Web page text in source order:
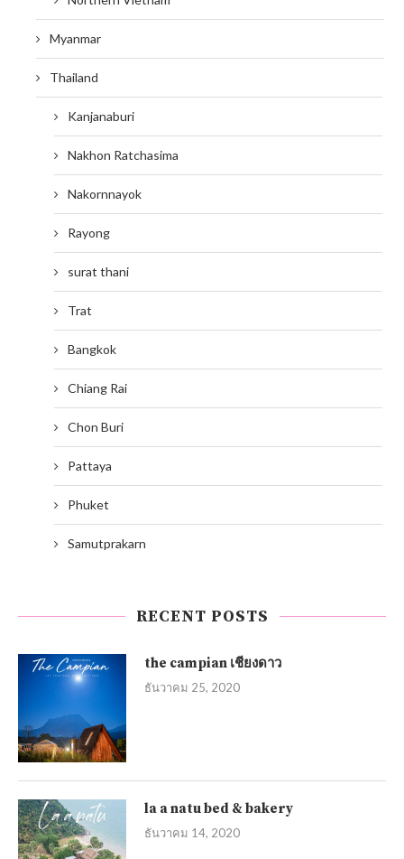
Myanmar
Thailand
Kanjanaburi
Nakhon Ratchasima
Nakornnayok
Rayong
surat thani
Trat
Bangkok
Chiang Rai
Chon Buri
Pattaya
Phuket
Samutprakarn
RECENT POSTS
the campian เชียงดาว
ธันวาคม 25, 2020
la a natu bed & bakery
ธันวาคม 14, 2020